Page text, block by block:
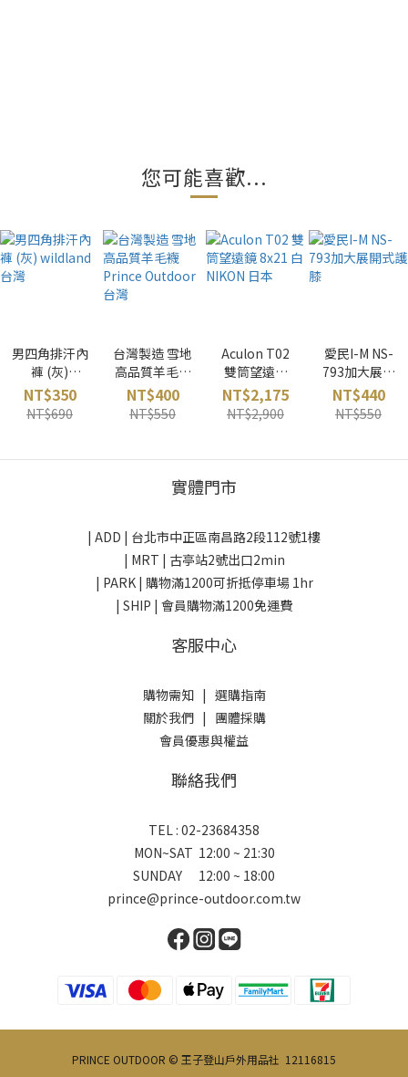
您可能喜歡...
男四角排汗內
褲 (灰)
wildland 台灣
NT$350
NT$690
台灣製造 雪地
高品質羊毛襪
Prince
Outdoor 台灣
NT$400
NT$550
Aculon T02
雙筒望遠鏡
8x21 白
NIKON 日本
NT$2,175
NT$2,900
愛民I-M NS-
793加大展開
式護膝
NT$440
NT$550
實體門市
| ADD | 台北市中正區南昌路2段112號1樓
| MRT | 古亭站2號出口2min
| PARK | 購物滿1200可折抵停車場 1hr
| SHIP | 會員購物滿1200免運費
客服中心
購物需知| 選購指南
關於我們| 團體採購
會員優惠與權益
聯絡我們
TEL : 02-23684358
MON~SAT 12:00 ~ 21:30
SUNDAY 12:00 ~ 18:00
prince@prince-outdoor.com.tw
PRINCE OUTDOOR © 王子登山戶外用品社 12116815